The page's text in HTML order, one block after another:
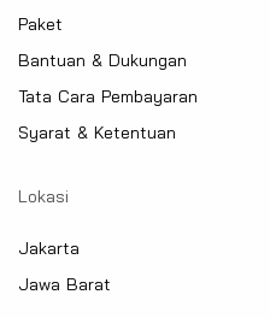
Paket
Bantuan & Dukungan
Tata Cara Pembayaran
Syarat & Ketentuan
Lokasi
Jakarta
Jawa Barat